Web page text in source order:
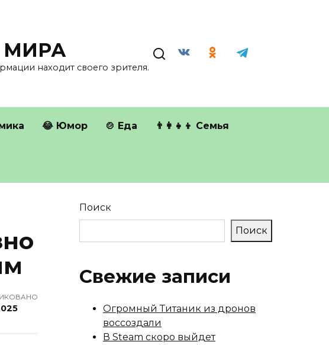
МИРА
находит своего зрителя.
😂 Юмор 🍲 Еда 👨‍👩‍👧‍👦 Семья
Поиск
Поиск
Свежие записи
Огромный Титаник из дронов
воссоздали
В Steam скоро выйдет